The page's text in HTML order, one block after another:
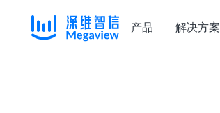
产品 解决方案